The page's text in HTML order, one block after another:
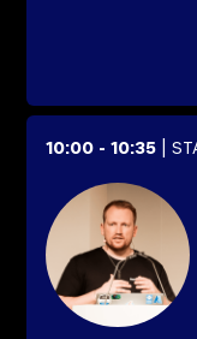
10:00 -10:35 |